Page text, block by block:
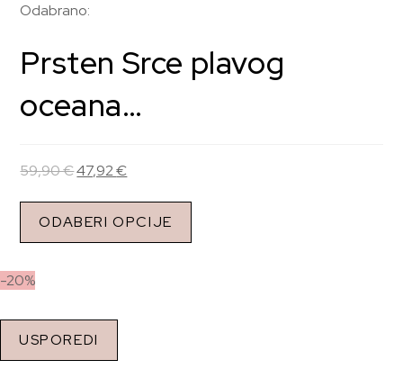
Odabrano:
Prsten Srce plavog
oceana…
59,90€47,92€
ODABERI OPCIJE
-20%
USPOREDI